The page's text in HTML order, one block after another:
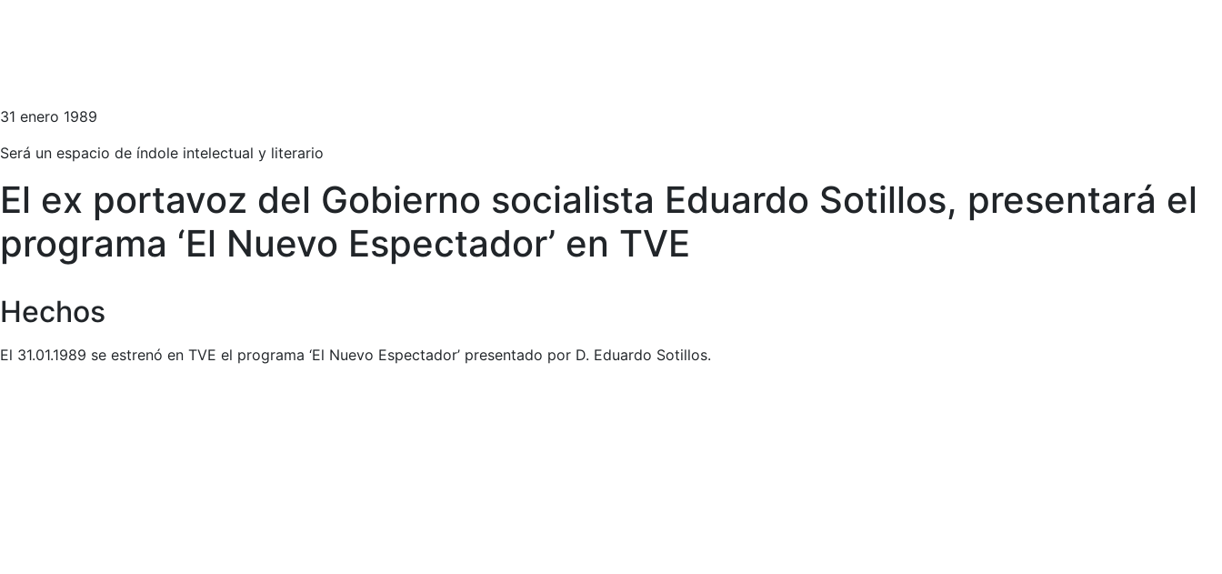
31 enero 1989
Será un espacio de índole intelectual y literario
El ex portavoz del Gobierno socialista Eduardo Sotillos, presentará el
programa ‘El Nuevo Espectador’ en TVE
Hechos
El 31.01.1989 se estrenó en TVE el programa ‘El Nuevo Espectador’ presentado por D. Eduardo Sotillos.